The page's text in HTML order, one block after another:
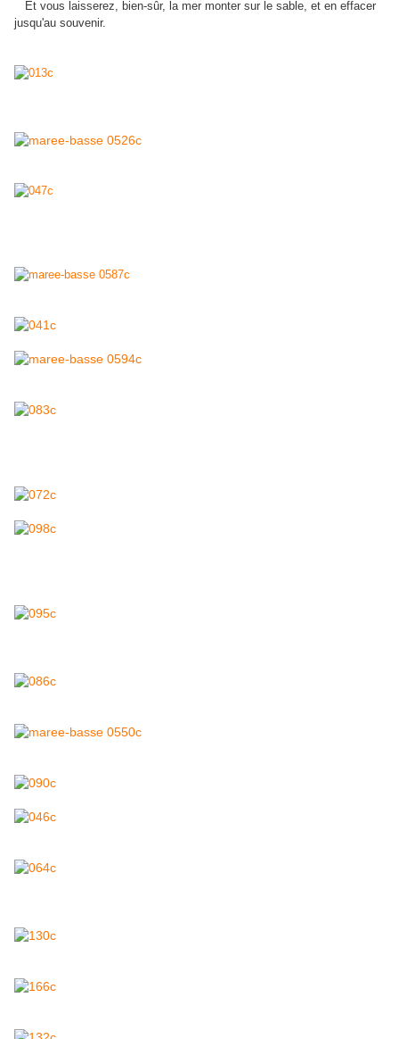
Et vous laisserez, bien-sûr, la mer monter sur le sable, et en effacer
jusqu'au souvenir.